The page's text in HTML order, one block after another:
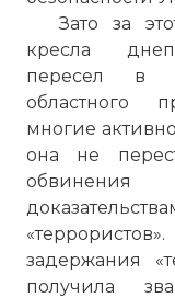
Зато за
кресла
пересел в
областного
многие
она не
задержания
получила